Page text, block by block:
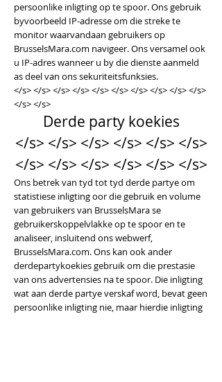
persoonlike inligting op te spoor. Ons gebruik
byvoorbeeld IP-adresse om die streke te
monitor waarvandaan gebruikers op
BrusselsMara.com navigeer. Ons versamel ook
u IP-adres wanneer u by die dienste aanmeld
as deel van ons sekuriteitsfunksies.
</s> </s> </s> </s> </s> </s> </s> </s> </s> </s>
</s> </s>
Derde party koekies
</s> </s> </s> </s> </s> </s>
</s> </s> </s> </s> </s> </s>
Ons betrek van tyd tot tyd derde partye om
statistiese inligting oor die gebruik en volume
van gebruikers van BrusselsMara se
gebruikerskoppelvlakke op te spoor en te
analiseer, insluitend ons webwerf,
BrusselsMara.com. Ons kan ook ander
derdepartykoekies gebruik om die prestasie
van ons advertensies na te spoor. Die inligting
wat aan derde partye verskaf word, bevat geen
persoonlike inligting nie, maar hierdie inligting